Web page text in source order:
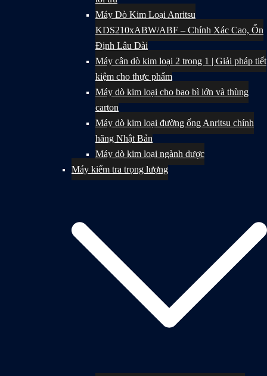
Máy Dò Kim Loại Anritsu
KDS210xABW/ABF – Chính Xác Cao, Ổn
Định Lâu Dài
Máy cân dò kim loại 2 trong 1 | Giải pháp tiết
kiệm cho thực phẩm
Máy dò kim loại cho bao bì lớn và thùng
carton
Máy dò kim loại đường ống Anritsu chính
hãng Nhật Bản
Máy dò kim loại ngành dược
Máy kiểm tra trọng lượng